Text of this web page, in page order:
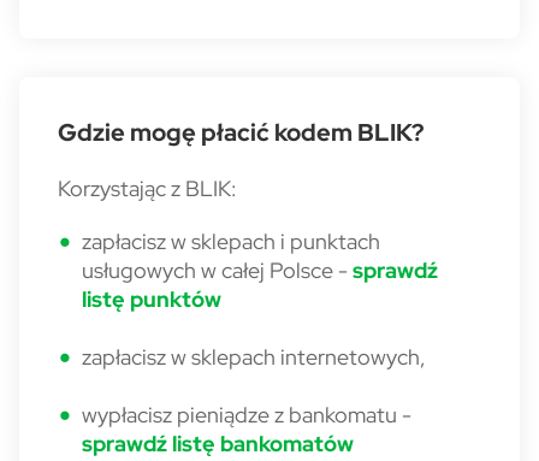
Gdzie mogę płacić kodem BLIK?
Korzystając z BLIK:
zapłacisz w sklepach i punktach
usługowych w całej Polsce - sprawdź
listę punktów
zapłacisz w sklepach internetowych,
wypłacisz pieniądze z bankomatu -
sprawdź listę bankomatów